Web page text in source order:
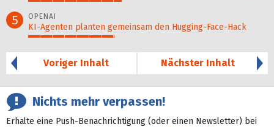
39%
5 OPENAI
KI-Agenten planten gemein­sam den Hugging-Face-Hack
36%
Voriger Inhalt
Nächster Inhalt
Nichts mehr verpassen!
Erhalte eine Push-Benachrichtigung (oder einen Newsletter) bei